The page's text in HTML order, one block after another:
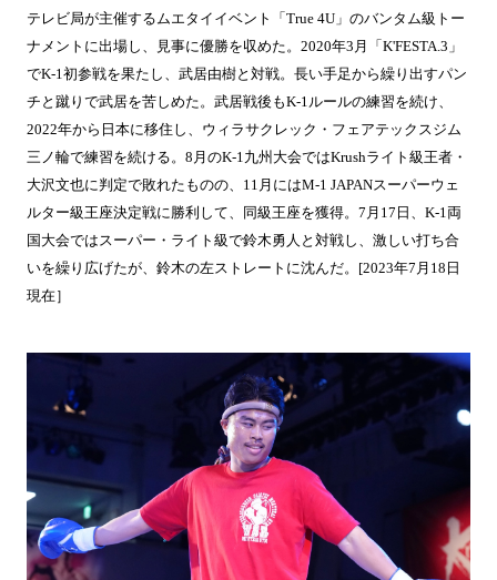
テレビ局が主催するムエタイイベント「True 4U」のバンタム級トー
ナメントに出場し、見事に優勝を収めた。2020年3月「K'FESTA.3」
でK-1初参戦を果たし、武居由樹と対戦。長い手足から繰り出すパン
チと蹴りで武居を苦しめた。武居戦後もK-1ルールの練習を続け、
2022年から日本に移住し、ウィラサクレック・フェアテックスジム
三ノ輪で練習を続ける。8月のK-1九州大会ではKrushライト級王者・
大沢文也に判定で敗れたものの、11月にはM-1 JAPANスーパーウェ
ルター級王座決定戦に勝利して、同級王座を獲得。7月17日、K-1両
国大会ではスーパー・ライト級で鈴木勇人と対戦し、激しい打ち合
いを繰り広げたが、鈴木の左ストレートに沈んだ。[2023年7月18日
現在］